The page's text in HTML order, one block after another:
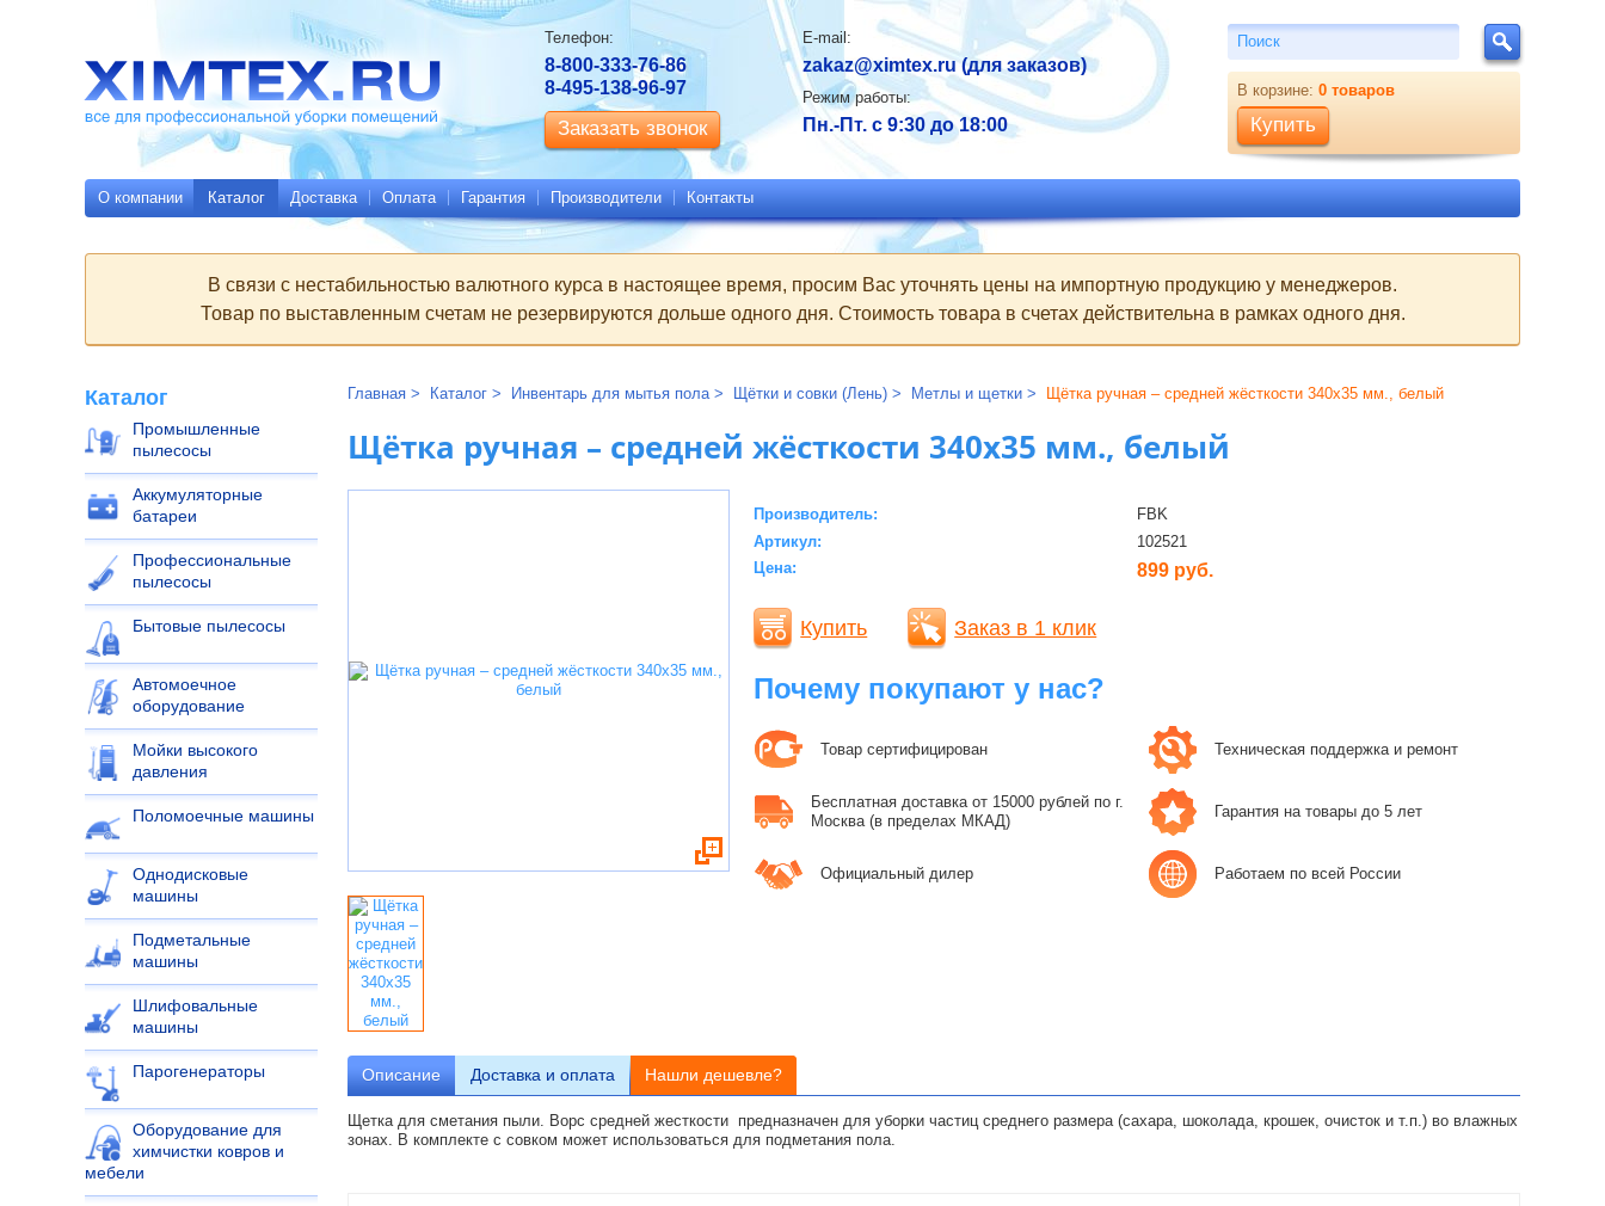
Ximtex.ru
уборки
помещений
О компании Каталог Доставка Оплата Гарантия Производители Контакты
Поиск
В связи с нестабильностью валютного курса в настоящее время, просим Вас уточнять цены на импортную продукцию у менеджеров.
Товар по выставленным счетам не резервируются дольше одного дня. Стоимость товара в счетах действительна в рамках одного дня.
Каталог
Промышленные
пылесосы
Аккумуляторные
батареи
Профессиональные
пылесосы
Бытовые пылесосы
Автомоечное
оборудование
Мойки высокого
давления
Поломоечные машины
Однодисковые
машины
Подметальные
машины
Шлифовальные
машины
Парогенераторы
Оборудование для
химчистки ковров и
мебели
Главная Каталог Инвентарь для мытья пола Щётки и совки (Лень) Метлы и щетки Щётка ручная – средней жёсткости 340х35 мм., белый
Щётка ручная – средней жёсткости 340х35 мм., белый
Производитель:
FBK
Артикул:
102521
Цена:
899 руб.
Купить Заказ в 1 клик
Почему покупают у нас?
Товар сертифицирован Техническая поддержка и ремонт
Бесплатная доставка от 15000 рублей по г.
Москва (в пределах МКАД)
Гарантия на товары до 5 лет
Официальный дилер Работаем по всей России
Описание Доставка и оплата Нашли дешевле?
Щетка для сметания пыли. Ворс средней жесткости предназначен для уборки частиц среднего размера (сахара, шоколада, крошек, очисток и т.п.) во влажных
зонах. В комплекте с совком может использоваться для подметания пола.
Контактная
информация
Телефон:
8-800-333-76-86
8-495-138-96-97
Заказать звонок
E-mail:
zakaz@ximtex.ru(для заказов)
Режим работы:
Пн.-Пт. с 9:30 до 18:00
Поиск
В корзине: 0товаров
Купить